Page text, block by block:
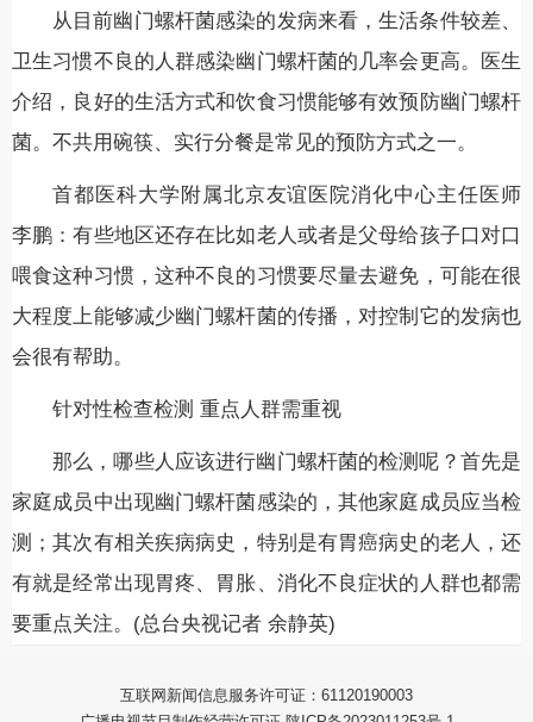
从目前幽门螺杆菌感染的发病来看，生活条件较差、
卫生习惯不良的人群感染幽门螺杆菌的几率会更高。医生
介绍，良好的生活方式和饮食习惯能够有效预防幽门螺杆
菌。不共用碗筷、实行分餐是常见的预防方式之一。
首都医科大学附属北京友谊医院消化中心主任医师
李鹏：有些地区还存在比如老人或者是父母给孩子口对口
喂食这种习惯，这种不良的习惯要尽量去避免，可能在很
大程度上能够减少幽门螺杆菌的传播，对控制它的发病也
会很有帮助。
针对性检查检测 重点人群需重视
那么，哪些人应该进行幽门螺杆菌的检测呢？首先是
家庭成员中出现幽门螺杆菌感染的，其他家庭成员应当检
测；其次有相关疾病病史，特别是有胃癌病史的老人，还
有就是经常出现胃疼、胃胀、消化不良症状的人群也都需
要重点关注。(总台央视记者 余静英)
互联网新闻信息服务许可证：61120190003